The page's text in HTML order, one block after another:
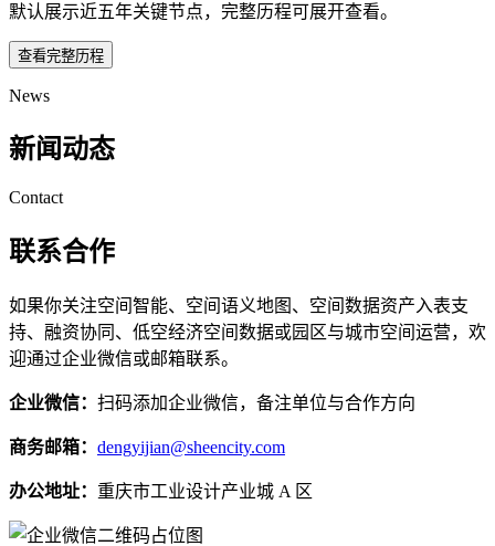
默认展示近五年关键节点，完整历程可展开查看。
查看完整历程
News
新闻动态
Contact
联系合作
如果你关注空间智能、空间语义地图、空间数据资产入表支
持、融资协同、低空经济空间数据或园区与城市空间运营，欢
迎通过企业微信或邮箱联系。
企业微信： 扫码添加企业微信，备注单位与合作方向
商务邮箱： dengyijian@sheencity.com
办公地址： 重庆市工业设计产业城 A 区